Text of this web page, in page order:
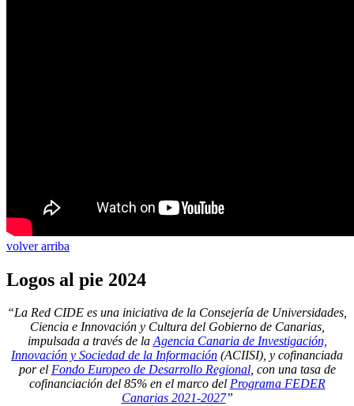
volver arriba
Logos al pie 2024
“La Red CIDE es una iniciativa de la Consejería de Universidades,
Ciencia e Innovación y Cultura del Gobierno de Canarias,
impulsada a través de laAgencia Canaria de Investigación,
Innovación y Sociedad de la Información (ACIISI), y cofinanciada
por el Fondo Europeo de Desarrollo Regional, con una tasa de
cofinanciación del 85% en el marco del Programa FEDER
Canarias 2021-2027”